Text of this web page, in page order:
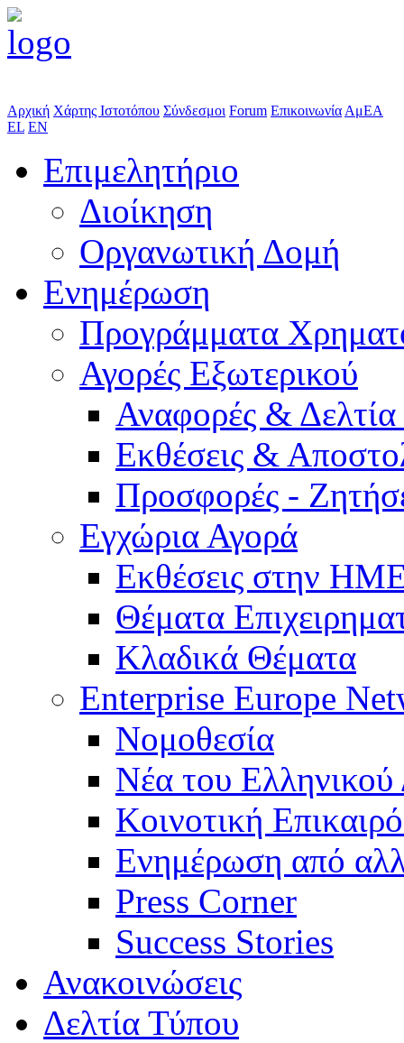
Αρχική Χάρτης Ιστοτόπου Σύνδεσμοι Forum Επικοινωνία ΑμΕΑ
EL EN
Επιμελητήριο
Διοίκηση
Οργανωτική Δομή
Ενημέρωση
Προγράμματα
Αγορές Εξωτερικού
Αναφορές &
Εκθέσεις &
Προσφορές -
Εγχώρια Αγορά
Εκθέσεις στην
Θέματα
Κλαδικά Θέματα
Enterprise Europe
Νομοθεσία
Νέα του Ελληνικού
Κοινοτική
Ενημέρωση από
Press Corner
Success Stories
Ανακοινώσεις
Δελτία Τύπου